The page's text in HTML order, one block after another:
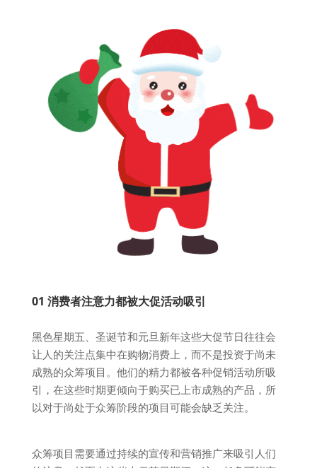
01 消费者注意力都被大促活动吸引
黑色星期五、圣诞节和元旦新年这些大促节日往往会
让人的关注点集中在购物消费上，而不是投资于尚未
成熟的众筹项目。他们的精力都被各种促销活动所吸
引，在这些时期更倾向于购买已上市成熟的产品，所
以对于尚处于众筹阶段的项目可能会缺乏关注。
众筹项目需要通过持续的宣传和营销推广来吸引人们